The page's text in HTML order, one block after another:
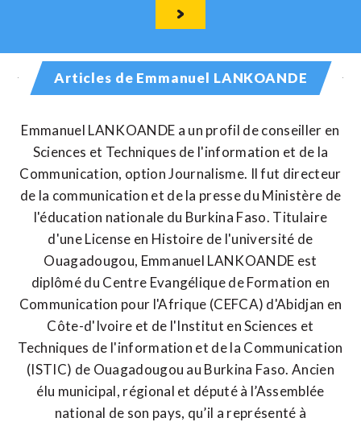
Articles de Emmanuel LANKOANDE
Emmanuel LANKOANDE a un profil de conseiller en
Sciences et Techniques de l'information et de la
Communication, option Journalisme. Il fut directeur
de la communication et de la presse du Ministère de
l'éducation nationale du Burkina Faso. Titulaire
d'une License en Histoire de l'université de
Ouagadougou, Emmanuel LANKOANDE est
diplômé du Centre Evangélique de Formation en
Communication pour l'Afrique (CEFCA) d'Abidjan en
Côte-d'Ivoire et de l'Institut en Sciences et
Techniques de l'information et de la Communication
(ISTIC) de Ouagadougou au Burkina Faso. Ancien
élu municipal, régional et député à l’Assemblée
national de son pays, qu’il a représenté à